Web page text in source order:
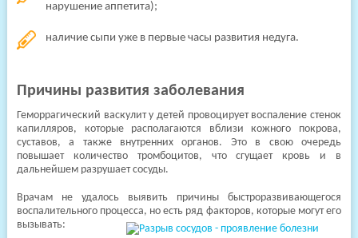
нарушение аппетита);
наличие сыпи уже в первые часы развития недуга.
Причины развития заболевания
Геморрагический васкулит у детей провоцирует воспаление стенок
капилляров, которые располагаются вблизи кожного покрова,
суставов, а также внутренних органов. Это в свою очередь
повышает количество тромбоцитов, что сгущает кровь и в
дальнейшем разрушает сосуды.
Врачам не удалось выявить причины быстроразвивающегося
воспалительного процесса, но есть ряд факторов, которые могут его
вызывать: